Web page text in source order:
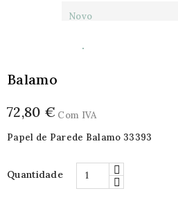
Novo
Balamo
72,80 € Com IVA
Papel de Parede Balamo 33393
Quantidade